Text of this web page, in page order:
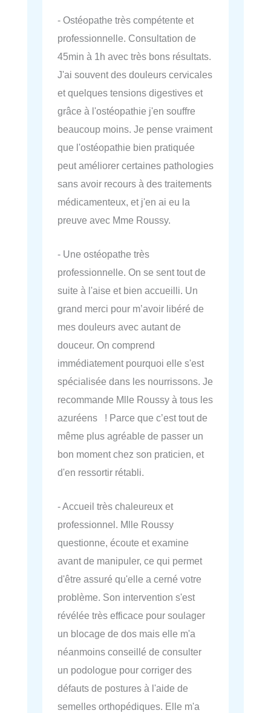
- Ostéopathe très compétente et
professionnelle. Consultation de
45min à 1h avec très bons résultats.
J'ai souvent des douleurs cervicales
et quelques tensions digestives et
grâce à l'ostéopathie j'en souffre
beaucoup moins. Je pense vraiment
que l'ostéopathie bien pratiquée
peut améliorer certaines pathologies
sans avoir recours à des traitements
médicamenteux, et j'en ai eu la
preuve avec Mme Roussy.
- Une ostéopathe très
professionnelle. On se sent tout de
suite à l'aise et bien accueilli. Un
grand merci pour m’avoir libéré de
mes douleurs avec autant de
douceur. On comprend
immédiatement pourquoi elle s'est
spécialisée dans les nourrissons. Je
recommande Mlle Roussy à tous les
azuréens ! Parce que c’est tout de
même plus agréable de passer un
bon moment chez son praticien, et
d'en ressortir rétabli.
- Accueil très chaleureux et
professionnel. Mlle Roussy
questionne, écoute et examine
avant de manipuler, ce qui permet
d'être assuré qu'elle a cerné votre
problème. Son intervention s'est
révélée très efficace pour soulager
un blocage de dos mais elle m'a
néanmoins conseillé de consulter
un podologue pour corriger des
défauts de postures à l'aide de
semelles orthopédiques. Elle m'a